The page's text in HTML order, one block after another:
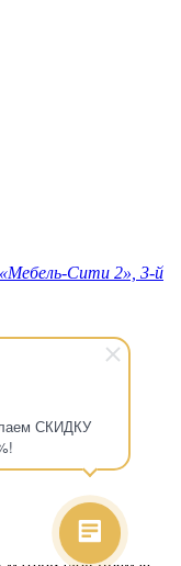
СКИДКУ
Сити 2», 3-й
покрытий.